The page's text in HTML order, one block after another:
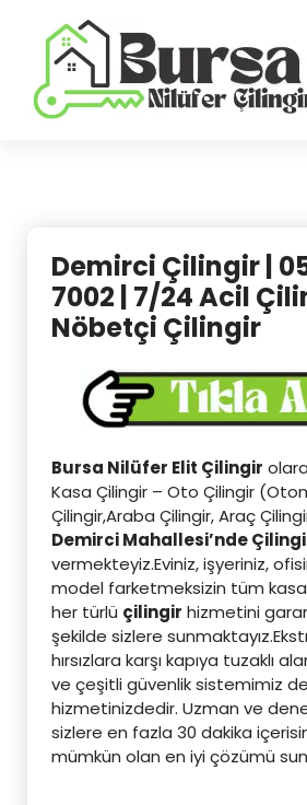
Demirci Çilingir |
7002 | 7/24 Acil
Nöbetçi Çilingir
Bursa Nilüfer Elit Çilingir
Kasa Çilingir – Oto Çilingir
Çilingir,Araba Çilingir, Araç
Demirci Mahallesi’nde
vermekteyiz.Eviniz, işyeriniz,
model farketmeksizin tüm
her türlü çilingir hizmetini
şekilde sizlere
hırsızlara karşı kapıya tuzaklı
ve çeşitli güvenlik sistemimiz de
hizmetinizdedir. Uzman ve
sizlere en fazla 30 dakika
mümkün olan en iyi çözümü